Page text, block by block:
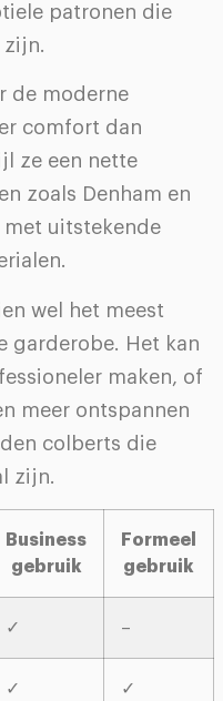
patronen die
zijn.
de moderne
comfort dan
ze een nette
zoals Denham en
met uitstekende
wel het meest
garderobe. Het kan
maken, of
meer ontspannen
colberts die
zijn.
Business
gebruik
Formeel
gebruik
✓ –
✓ ✓